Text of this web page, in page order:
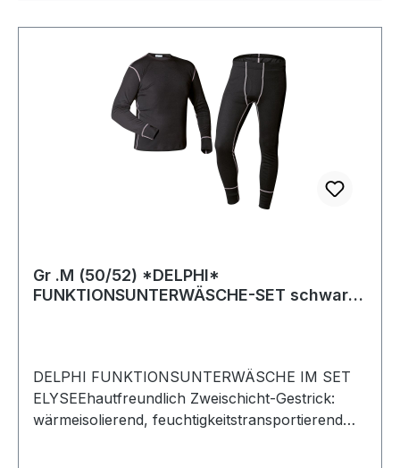
Gr .M (50/52) *DELPHI*
FUNKTIONSUNTERWÄSCHE-SET schwarz
DELPHI FUNKTIONSUNTERWÄSCHE IM SET
ELYSEEhautfreundlich Zweischicht-Gestrick:
wärmeisolierend, feuchtigkeitstransportierend